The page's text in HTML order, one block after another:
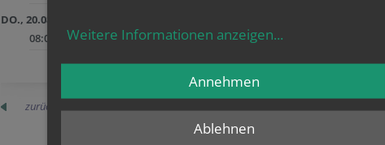
DO., 20.08.2026
08:00 Uhr(Hl. Messe)
zurück
Weitere Informationen anzeigen...
Ablehnen
Annehmen